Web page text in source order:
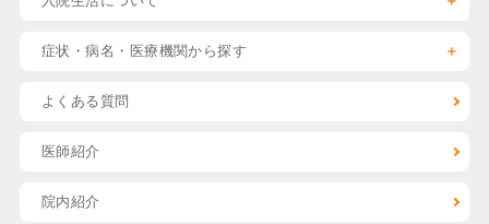
症状・病名・医療機関から探す
よくある質問
医師紹介
院内紹介